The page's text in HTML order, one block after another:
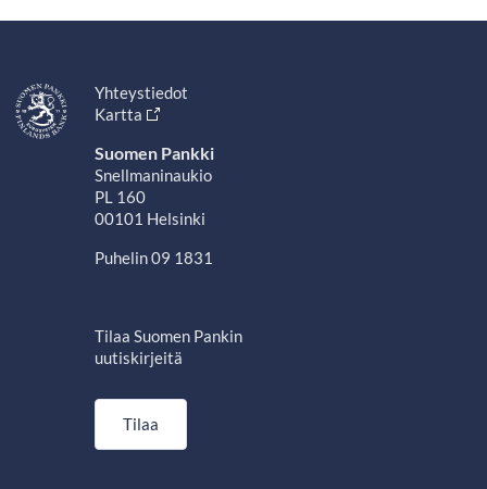
Yhteystiedot
Kartta
Suomen Pankki
Snellmaninaukio
PL 160
00101 Helsinki
Puhelin 09 1831
Tilaa Suomen Pankin
uutiskirjeitä
Tilaa